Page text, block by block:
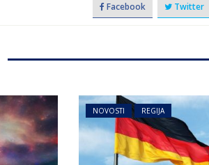
Facebook Twitter
NOVOSTI REGIJA